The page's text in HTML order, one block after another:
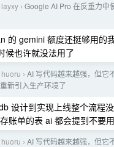
› Google AI Pro 在反重力中
的 gemini 额度还挺够用的
候也许就没法用了
› AI 写代码越来越强，但它
新引入生产环境了
设计到实现上线整个流程
账单的表 ai 都会提到不要
› AI 写代码越来越强，但它